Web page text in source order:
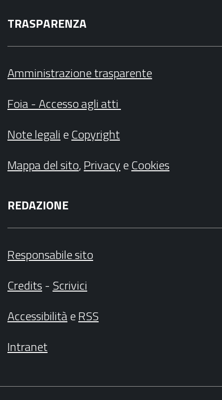
TRASPARENZA
Amministrazione trasparente
Foia - Accesso agli atti
Note legalieCopyright
Mappa del sito,PrivacyeCookies
REDAZIONE
Responsabile sito
Credits- Scrivici
AccessibilitàeRSS
Intranet